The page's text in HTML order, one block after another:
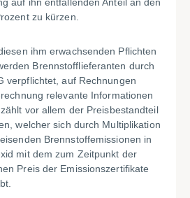
zu kürzen.
ihm erwachsenden Pflichten
Brennstofflieferanten durch
verpflichtet, auf Rechnungen
relevante Informationen
vor allem der Preisbestandteil
welcher sich durch Multiplikation
Brennstoffemissionen in
mit dem zum Zeitpunkt der
Preis der Emissionszertifikate